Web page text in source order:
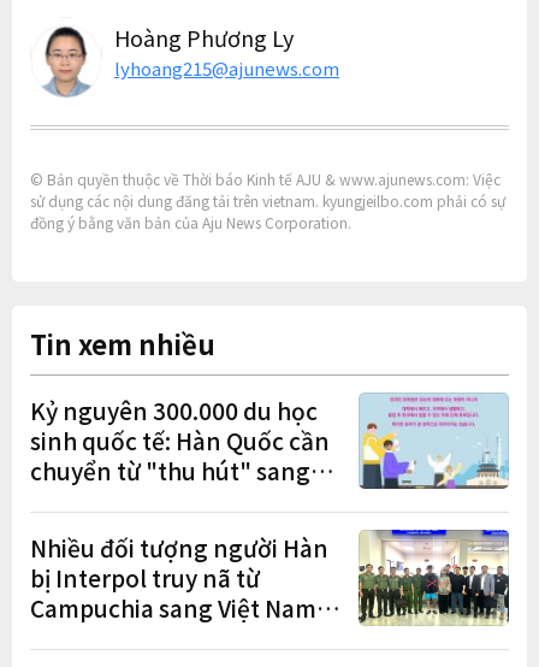
Hoàng Phương Ly
lyhoang215@ajunews.com
© Bản quyền thuộc về Thời báo Kinh tế AJU & www.ajunews.com: Việc
sử dụng các nội dung đăng tải trên vietnam. kyungjeilbo.com phải có sự
đồng ý bằng văn bản của Aju News Corporation.
Tin xem nhiều
Kỷ nguyên 300.000 du học
sinh quốc tế: Hàn Quốc cần
chuyển từ "thu hút" sang
cư"
Nhiều đối tượng người Hàn
bị Interpol truy nã từ
Campuchia sang Việt Nam